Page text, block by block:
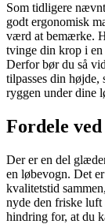
Som tidligere
godt ergonomisk
værd at bemærke.
tvinge din krop i
Derfor bør du så
tilpasses din
ryggen under dine
Fordele
Der er en del
en løbevogn. Det
kvalitetstid
nyde den friske luft
hindring for, at du